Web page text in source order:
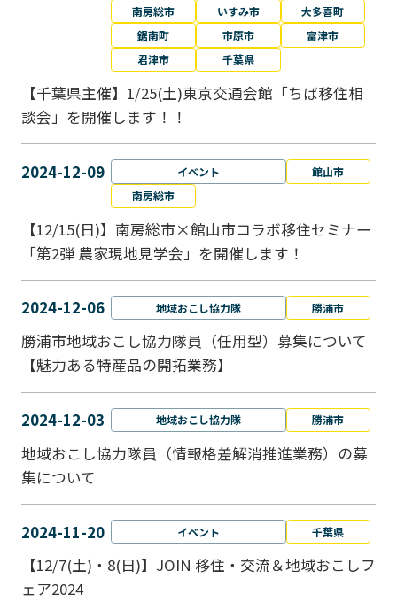
南房総市
いすみ市
大多喜町
鋸南町
市原市
富津市
君津市
千葉県
【千葉県主催】1/25(土)東京交通会館「ちば移住相
談会」を開催します！！
2024-12-09 イベント
館山市
南房総市
【12/15(日)】南房総市×館山市コラボ移住セミナー
「第2弾 農家現地見学会」を開催します！
2024-12-06 地域おこし協力隊 勝浦市
勝浦市地域おこし協力隊員（任用型）募集について
【魅力ある特産品の開拓業務】
2024-12-03 地域おこし協力隊 勝浦市
地域おこし協力隊員（情報格差解消推進業務）の募
集について
2024-11-20 イベント 千葉県
【12/7(土)・8(日)】JOIN 移住・交流＆地域おこしフ
ェア2024